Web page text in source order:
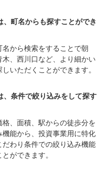
町名からも探すことができ
から検索をすることで朝
、西川口など、より細かい
いただくことができます。
、条件で絞り込みをして探す
、面積、駅からの徒歩分を
能から、投資事業用に特化
わり条件での絞り込み機能
ができます。